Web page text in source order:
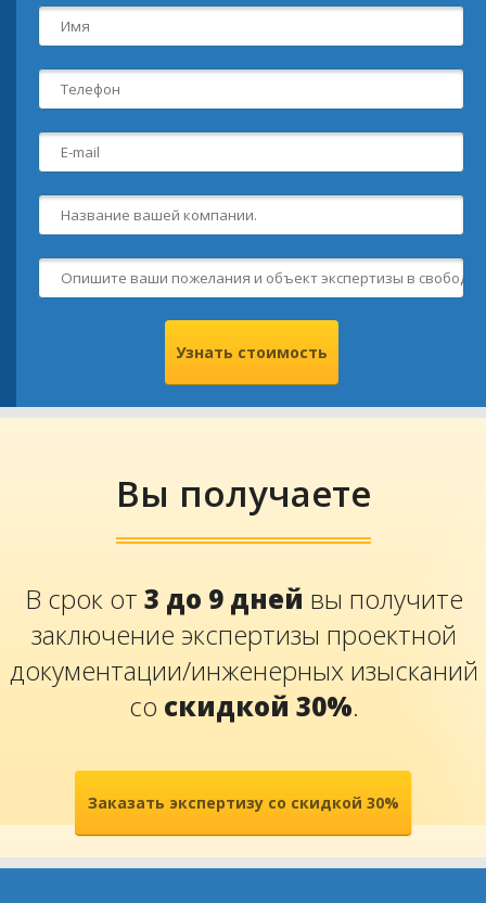
Вы получаете
В срок от 3 до 9 дней вы получите
заключение экспертизы проектной
документации/инженерных изысканий
со скидкой 30%.
Заказать экспертизу со скидкой 30%